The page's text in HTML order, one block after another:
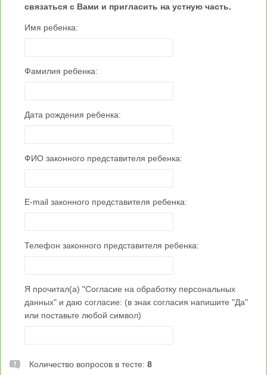
связаться с Вами и пригласить на устную часть.
Имя ребенка:
Фамилия ребенка:
Дата рождения ребенка:
ФИО законного представителя ребенка:
E-mail законного представителя ребенка:
Телефон законного представителя ребенка:
Я прочитал(а) "Согласие на обработку персональных
данных" и даю согласие: (в знак согласия напишите "Да"
или поставьте любой символ)
Количество вопросов в тесте: 8